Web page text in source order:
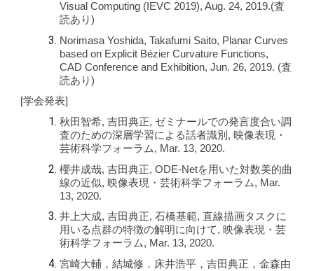
Visual Computing (IEVC 2019), Aug. 24, 2019.(査
読あり)
Norimasa Yoshida, Takafumi Saito, Planar Curves
based on Explicit Bézier Curvature Functions,
CAD Conference and Exhibition, Jun. 26, 2019. (査
読あり)
[学会発表]
秋田智希, 吉田典正, ゼミナールでの発言度合い調
査のための深層学習による話者識別, 映像表現・
芸術科学フォーラム, Mar. 13, 2020.
櫻井成哉, 吉田典正, ODE-Netを用いた対数美的曲
線の近似, 映像表現・芸術科学フォーラム, Mar.
13, 2020.
井上大成, 吉田典正, 石橋基範, 直線描画タスクに
用いる点群の特徴の解明に向けて, 映像表現・芸
術科学フォーラム, Mar. 13, 2020.
宮崎大輔，結城修．床井浩平，吉田典正，金森由